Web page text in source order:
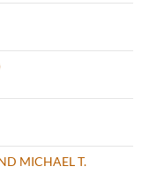
MICHAEL T.